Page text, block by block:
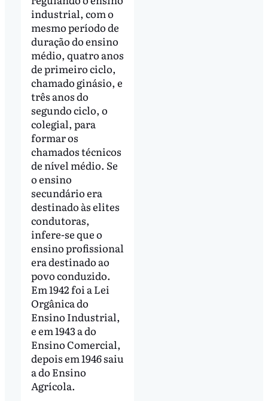
industrial, com o
mesmo período de
duração do ensino
médio, quatro anos
de primeiro ciclo,
chamado ginásio, e
três anos do
segundo ciclo, o
colegial, para
formar os
chamados técnicos
de nível médio. Se
o ensino
secundário era
destinado às elites
condutoras,
infere-se que o
ensino profissional
era destinado ao
povo conduzido.
Em 1942 foi a Lei
Orgânica do
Ensino Industrial,
e em 1943 a do
Ensino Comercial,
depois em 1946 saiu
a do Ensino
Agrícola.